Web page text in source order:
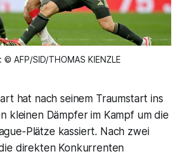
© AFP/SID/THOMAS KIENZLE
hat nach seinem Traumstart ins
kleinen Dämpfer im Kampf um die
Plätze kassiert. Nach zwei
direkten Konkurrenten